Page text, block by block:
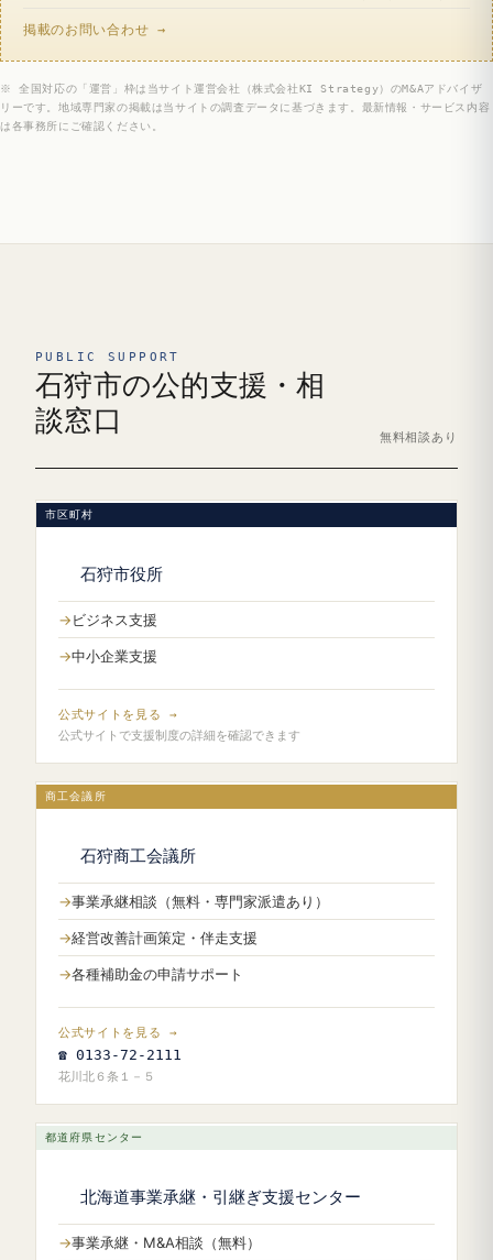
掲載のお問い合わせ →
※ 全国対応の「運営」枠は当サイト運営会社（株式会社KI Strategy）のM&Aアドバイザ
リーです。地域専門家の掲載は当サイトの調査データに基づきます。最新情報・サービス内容
は各事務所にご確認ください。
PUBLIC SUPPORT
石狩市の公的支援・相
談窓口
無料相談あり
市区町村
石狩市役所
ビジネス支援
中小企業支援
公式サイトを見る →
公式サイトで支援制度の詳細を確認できます
商工会議所
石狩商工会議所
事業承継相談（無料・専門家派遣あり）
経営改善計画策定・伴走支援
各種補助金の申請サポート
公式サイトを見る →
☎ 0133-72-2111
花川北６条１－５
都道府県センター
北海道事業承継・引継ぎ支援センター
事業承継・M&A相談（無料）